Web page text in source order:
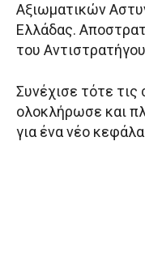
Αξιωματικών
Ελλάδας.
του
Συνέχισε τότε
ολοκλήρωσε και
για ένα νέο